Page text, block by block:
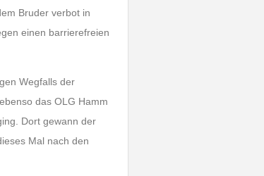
Bruder verbot in
einen barrierefreien
Wegfalls der
das OLG Hamm
Dort gewann der
Mal nach den